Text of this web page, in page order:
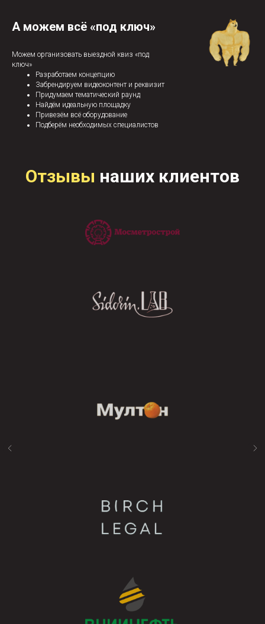
А можем всё «под ключ»
Можем организовать выездной квиз «под
ключ»
Разработаем концепцию
Забрендируем видеоконтент и реквизит
Придумаем тематический раунд
Найдём идеальную площадку
Привезём всё оборудование
Подберём необходимых специалистов
Отзывы наших клиентов